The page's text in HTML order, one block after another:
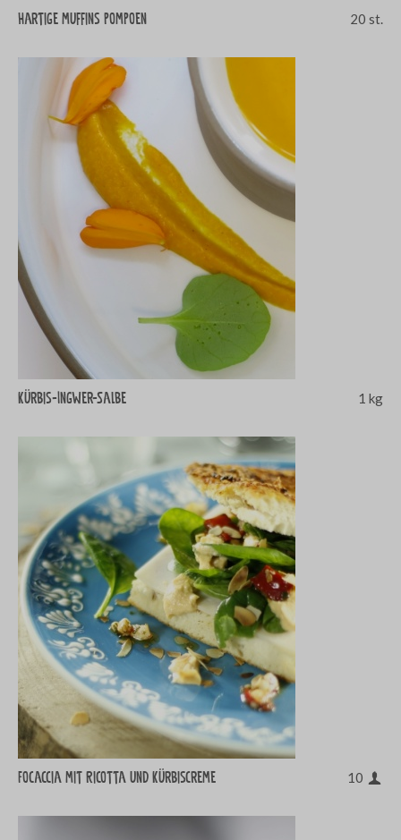
Hartige muffins pompoen 20 st.
Kürbis-Ingwer-Salbe 1 kg
Focaccia mit Ricotta und Kürbiscreme 10